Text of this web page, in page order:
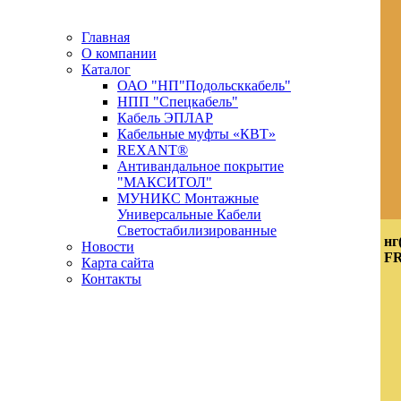
Главная
О компании
Каталог
ОАО "НП"Подольсккабель"
НПП "Спецкабель"
Кабель ЭПЛАР
Кабельные муфты «КВТ»
REXANT®
Антивандальное покрытие
"МАКСИТОЛ"
МУНИКС Монтажные
Универсальные Кабели
Светостабилизированные
Новости
Карта сайта
Контакты